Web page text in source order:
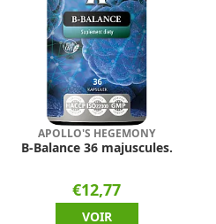
APOLLO'S HEGEMONY
B-Balance 36 majuscules.
€12,77
VOIR